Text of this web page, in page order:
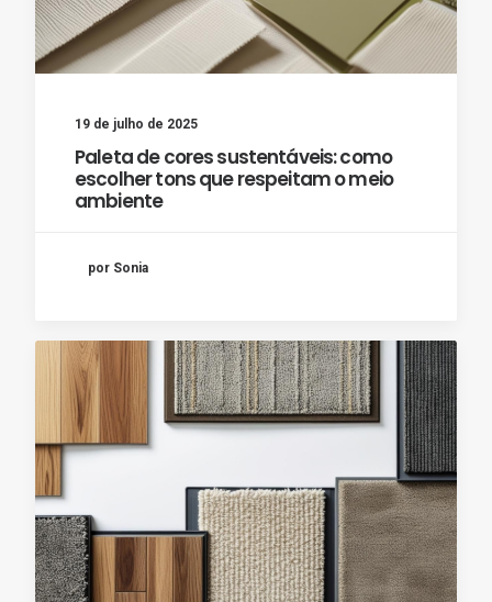
19 de julho de 2025
Paleta de cores sustentáveis: como
escolher tons que respeitam o meio
ambiente
por Sonia